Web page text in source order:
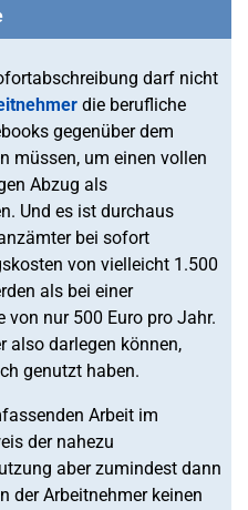
darf nicht
die berufliche
gegenüber dem
müssen, um einen vollen
Abzug als
Und es ist durchaus
bei sofort
von vielleicht 1.500
als bei einer
von nur 500 Euro pro Jahr.
also darlegen können,
genutzt haben.
Arbeit im
der nahezu
aber zumindest dann
der Arbeitnehmer keinen